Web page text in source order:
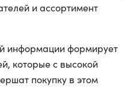
и ассортимент
информации формирует
которые с высокой
покупку в этом